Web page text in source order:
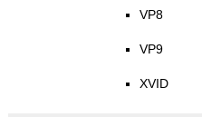
VP8
VP9
XVID